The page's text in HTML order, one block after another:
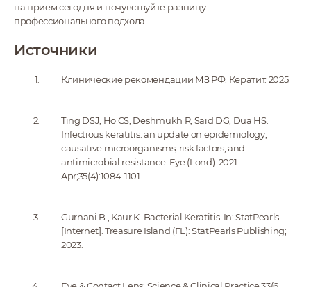
на прием сегодня и почувствуйте разницу
профессионального подхода.
Источники
Клинические рекомендации МЗ РФ. Кератит. 2025.
Ting DSJ, Ho CS, Deshmukh R, Said DG, Dua HS.
Infectious keratitis: an update on epidemiology,
causative microorganisms, risk factors, and
antimicrobial resistance. Eye (Lond). 2021
Apr;35(4):1084-1101.
Gurnani B., Kaur K. Bacterial Keratitis. In: StatPearls
[Internet]. Treasure Island (FL): StatPearls Publishing;
2023.